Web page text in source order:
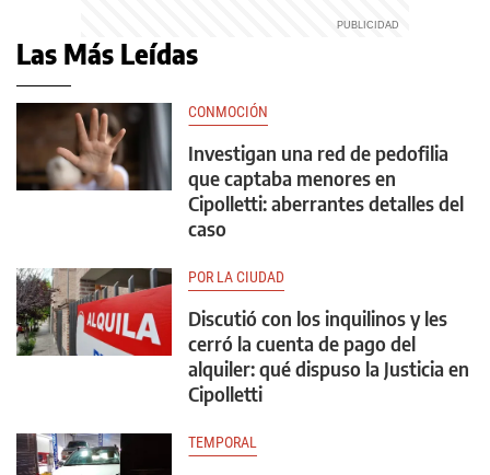
Las Más Leídas
CONMOCIÓN
Investigan una red de pedofilia
que captaba menores en
Cipolletti: aberrantes detalles del
caso
POR LA CIUDAD
Discutió con los inquilinos y les
cerró la cuenta de pago del
alquiler: qué dispuso la Justicia en
Cipolletti
TEMPORAL